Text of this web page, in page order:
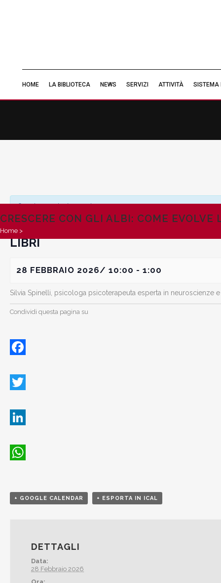
HOME LA BIBLIOTECA NEWS SERVIZI ATTIVITÀ SISTEMA
CRESCERE CON GLI ALBI: COME
Home >
Questo evento è passato.
CRESCERE CON GLI ALBI: COME
LIBRI
28 FEBBRAIO 2026/ 10:00 - 1:00
Silvia Spinelli, psicologa psicoterapeuta esperta in neuroscienze
Condividi questa pagina su
+ GOOGLE CALENDAR + ESPORTA IN ICAL
DETTAGLI
Data:
28 Febbraio 2026